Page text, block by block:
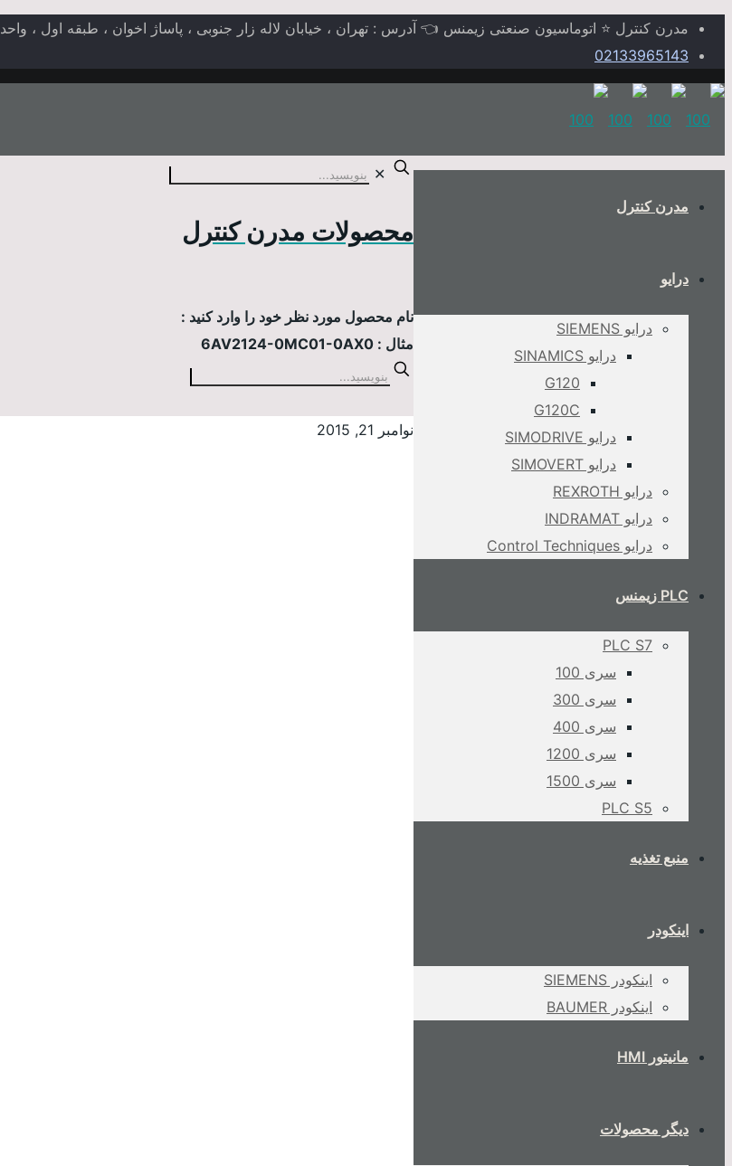
مدرن کنترل ⭐ اتوماسیون صنعتی زیمنس 👈 آدرس : تهران ، خیابان لاله زار جنوبی ، پاساژ اخوان ، طبقه اول ، واحد ۳۳ .
02133965143
مدرن کنترل
درایو
درایو SIEMENS
درایو SINAMICS
G120
G120C
درایو SIMODRIVE
درایو SIMOVERT
درایو REXROTH
درایو INDRAMAT
درایو Control Techniques
PLC زیمنس
PLC S7
سری 100
سری 300
سری 400
سری 1200
سری 1500
PLC S5
منبع تغذیه
اینکودر
اینکودر SIEMENS
اینکودر BAUMER
مانیتور HMI
دیگر محصولات
✕
محصولات مدرن کنترل
نام محصول مورد نظر خود را وارد کنید :
مثال : 6AV2124-0MC01-0AX0
نوامبر 21, 2015